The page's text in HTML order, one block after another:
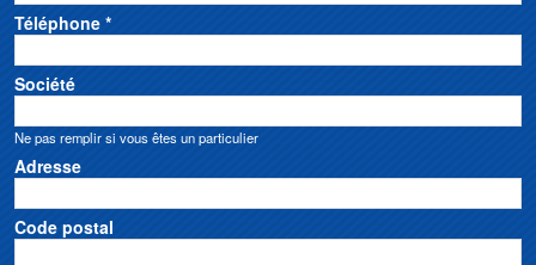
Téléphone *
Société
Ne pas remplir si vous êtes un particulier
Adresse
Code postal